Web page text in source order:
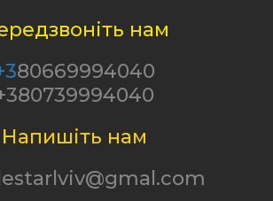
нам
80669994040
Напишіть нам